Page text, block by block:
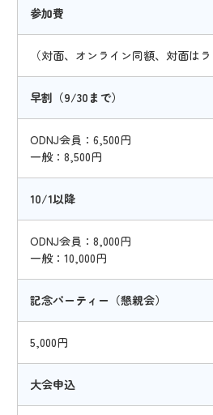
参加費
（対面、オンライン同額、対面は
早割（9/30まで）
ODNJ会員：6,500円
一般：8,500円
10/1以降
ODNJ会員：8,000円
一般：10,000円
記念パーティー（懇親会）
5,000円
大会申込